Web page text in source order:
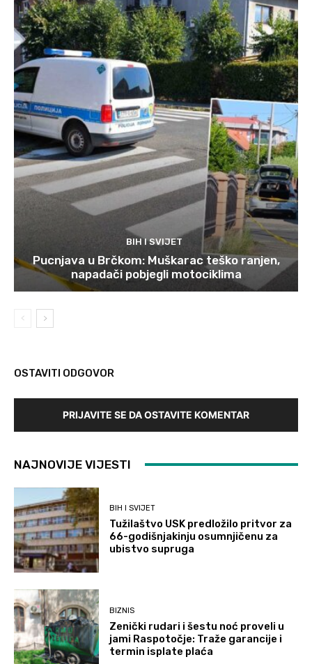
BIH I SVIJET
Pucnjava u Brčkom: Muškarac teško ranjen,
napadači pobjegli motociklima
OSTAVITI ODGOVOR
PRIJAVITE SE DA OSTAVITE KOMENTAR
NAJNOVIJE VIJESTI
BIH I SVIJET
Tužilaštvo USK predložilo pritvor za
66-godišnjakinju osumnjičenu za
ubistvo supruga
BIZNIS
Zenički rudari i šestu noć proveli u
jami Raspotočje: Traže garancije i
termin isplate plaća